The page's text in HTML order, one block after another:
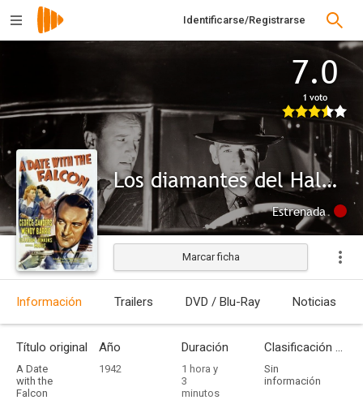
Identificarse/Registrarse
7.0
1 voto
Los diamantes del Halcón
Estrenada
Marcar ficha
Información Trailers DVD / Blu-Ray Noticias
Título original
A Date
with the
Falcon
Año
1942
Duración
1 hora y
3
minutos
Clasificación por edades
Sin
información